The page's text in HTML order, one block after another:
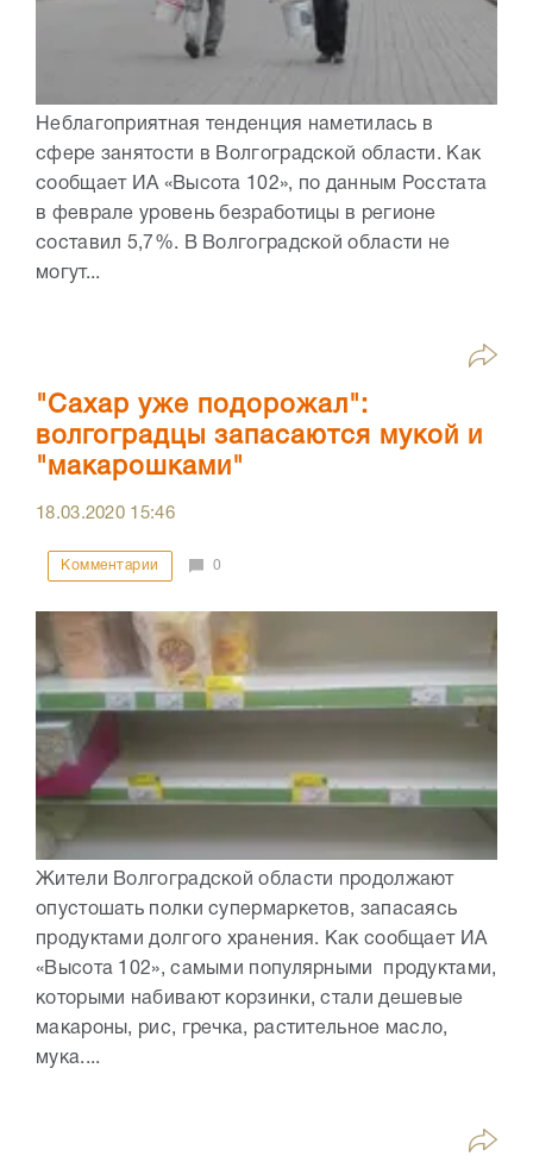
Неблагоприятная тенденция наметилась в
сфере занятости в Волгоградской области. Как
сообщает ИА «Высота 102», по данным Росстата
в феврале уровень безработицы в регионе
составил 5,7%. В Волгоградской области не
могут...
"Сахар уже подорожал":
волгоградцы запасаются мукой и
"макарошками"
18.03.2020 15:46
Комментарии 0
Жители Волгоградской области продолжают
опустошать полки супермаркетов, запасаясь
продуктами долгого хранения. Как сообщает ИА
«Высота 102», самыми популярными продуктами,
которыми набивают корзинки, стали дешевые
макароны, рис, гречка, растительное масло,
мука....